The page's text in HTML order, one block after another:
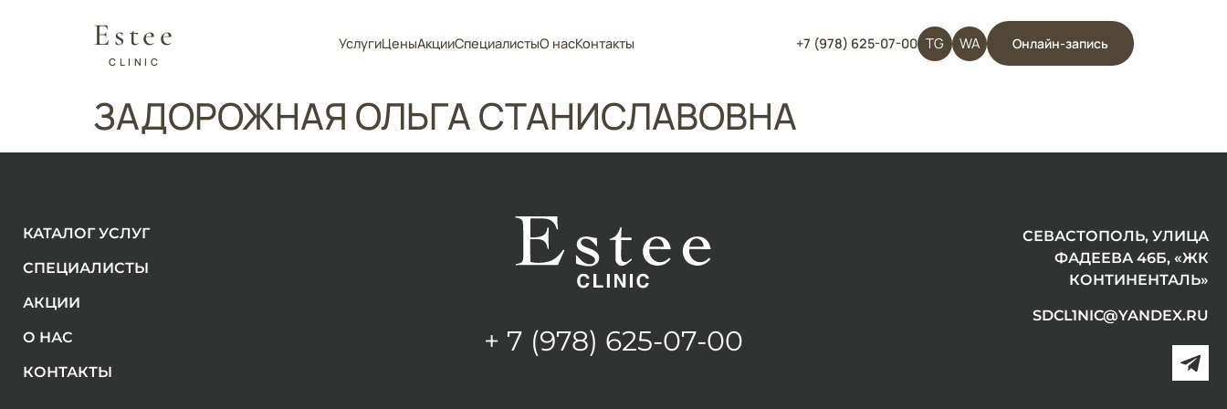
Estee
CLINIC
УслугиЦеныАкцииСпециалистыО насКонтакты +7 (978) 625-07-00 TG WA Онлайн-запись
ЗАДОРОЖНАЯ ОЛЬГА СТАНИСЛАВОВНА
КАТАЛОГ УСЛУГ
СПЕЦИАЛИСТЫ
АКЦИИ
О НАС
КОНТАКТЫ
+ 7 (978) 625-07-00
СЕВАСТОПОЛЬ, УЛИЦА
ФАДЕЕВА 46Б, «ЖК
КОНТИНЕНТАЛЬ»
SDCL1NIC@YANDEX.RU